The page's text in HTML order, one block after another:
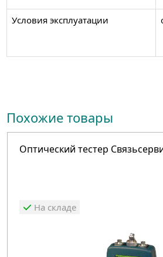
Условия эксплуатации
Похожие товары
Оптический тестер
На складе